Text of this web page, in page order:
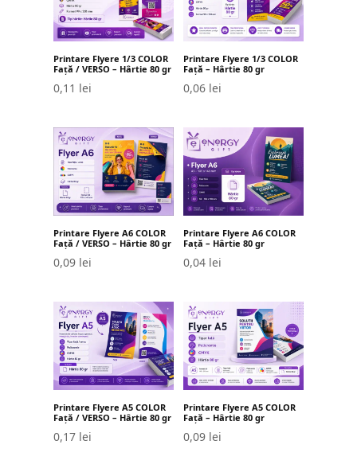
Printare Flyere 1/3 COLOR
Față / VERSO – Hârtie 80 gr
0,11 lei
Printare Flyere 1/3 COLOR
Față – Hârtie 80 gr
0,06 lei
Printare Flyere A6 COLOR
Față / VERSO – Hârtie 80 gr
0,09 lei
Printare Flyere A6 COLOR
Față – Hârtie 80 gr
0,04 lei
Printare Flyere A5 COLOR
Față / VERSO – Hârtie 80 gr
0,17 lei
Printare Flyere A5 COLOR
Față – Hârtie 80 gr
0,09 lei